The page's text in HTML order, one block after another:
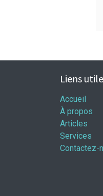
Liens
Accueil
À propos
Articles
Services
Contactez-